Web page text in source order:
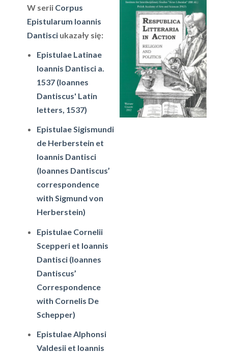
W serii Corpus
Epistularum Ioannis
Dantisci ukazały się:
Epistulae Latinae
Ioannis Dantisci a.
1537 (Ioannes
Dantiscus' Latin
letters, 1537)
Epistulae Sigismundi
de Herberstein et
Ioannis Dantisci
(Ioannes Dantiscus’
correspondence
with Sigmund von
Herberstein)
Epistulae Cornelii
Scepperi et Ioannis
Dantisci (Ioannes
Dantiscus’
Correspondence
with Cornelis De
Schepper)
Epistulae Alphonsi
Valdesii et Ioannis